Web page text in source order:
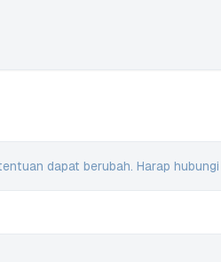
dapat berubah. Harap